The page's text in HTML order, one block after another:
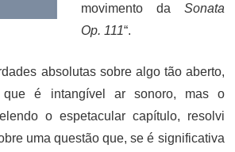
movimento da Sonata
Op. 111“.
absolutas sobre algo tão aberto,
que é intangível ar sonoro, mas o
o espetacular capítulo, resolvi
uma questão que, se é significativa